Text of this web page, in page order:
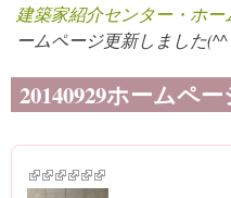
建築家紹介センター・ホー
ームページ更新しました
20140929ホームペ
(link is external)
(link is external)
(link is external)
(link is external)
(link is external)
(link is external)